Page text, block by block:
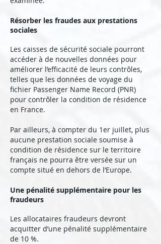
Résorber les fraudes aux prestations
sociales
Les caisses de sécurité sociale pourront
accéder à de nouvelles données pour
améliorer l’efficacité de leurs contrôles,
telles que les données de voyage du
fichier Passenger Name Record (PNR)
pour contrôler la condition de résidence
en France.
Par ailleurs, à compter du 1er juillet, plus
aucune prestation sociale soumise à
condition de résidence sur le territoire
français ne pourra être versée sur un
compte situé en dehors de l’Europe.
Une pénalité supplémentaire pour les
fraudeurs
Les allocataires fraudeurs devront
acquitter d’une pénalité supplémentaire
de 10 %.